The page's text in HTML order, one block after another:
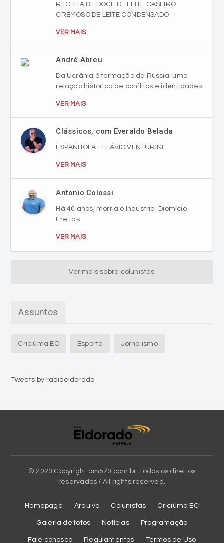
RECEITA DE DOCE DE LEITE CASEIRO
CREMOSO DE LEITE CONDENSADO
VER MAIS
André Abreu
Da Ucrânia à formação da Rússia: uma
relação histórica de conflitos e identidades
VER MAIS
Clássicos, com Everaldo Belada
ESPANHOLA - FLÁVIO VENTURINI
VER MAIS
Antonio Colossi
Há 40 anos, morria o Industrial Diomício
Freitas
VER MAIS
Ver mais sobre colunistas
Assuntos
Criciúma EC Esporte Jornalismo
Tweets by radioeldorado
© 2023 Copyright am570.com.br. Todos os direitos
reservados / All rights reserved.
Homepage Arquivo Colunistas Criciúma EC
Galeria de fotos Notícias Programação
Fale conosco Regulamentos Termos de Uso